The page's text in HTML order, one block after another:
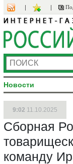
Новости
9:02 11.10.2025
Сборная
команду